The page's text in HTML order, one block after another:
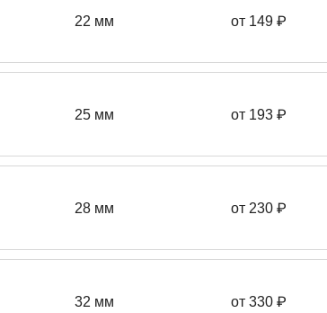
22 мм от 149 ₽
25 мм от 193 ₽
28 мм от 230 ₽
32 мм от 330 ₽